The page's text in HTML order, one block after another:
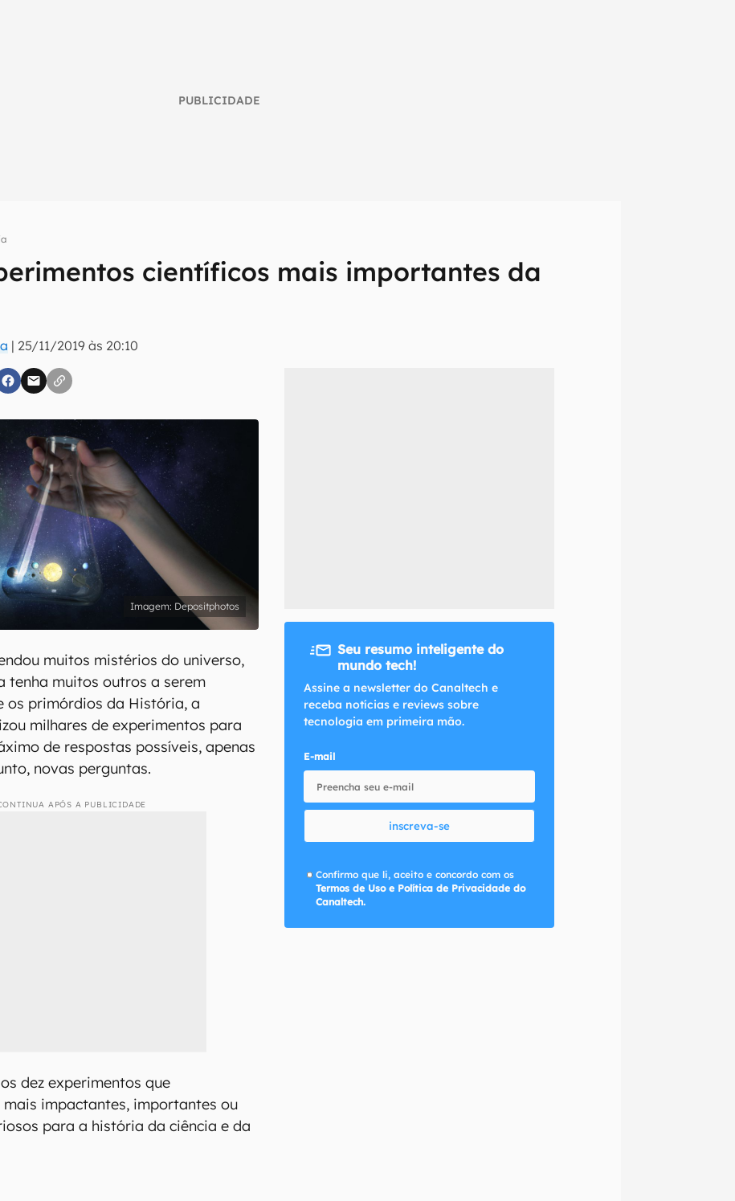
PUBLICIDADE
científicos mais importantes da
| 25/11/2019 às 20:10
inteligente do mundo tech!
do Canaltech e receba notícias e reviews sobre tecnologia em primeira
li, aceito e concordo com os Termos de Uso e Política de Privacidade do Canaltech.
Depositphotos
muitos mistérios do universo,
tenha muitos outros a serem
os primórdios da História, a
milhares de experimentos para
de respostas possíveis, apenas
novas perguntas.
APÓS A PUBLICIDADE
dez experimentos que
mais impactantes, importantes ou
para a história da ciência e da
Seu resumo inteligente do
mundo tech!
Assine a newsletter do Canaltech e
receba notícias e reviews sobre
tecnologia em primeira mão.
E-mail
inscreva-se
Confirmo que li, aceito e concordo com os
Termos de Uso e Política de Privacidade do
Canaltech.